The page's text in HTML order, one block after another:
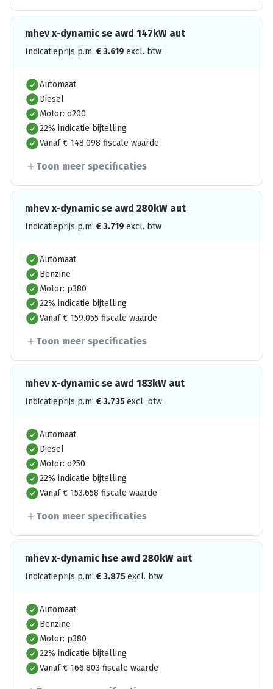
mhev x-dynamic se awd 147kW aut
Indicatieprijs p.m. €3.619 excl. btw
Automaat
Diesel
Motor: d200
22% indicatie bijtelling
Vanaf € 148.098 fiscale waarde
Toon meer specificaties
mhev x-dynamic se awd 280kW aut
Indicatieprijs p.m. €3.719 excl. btw
Automaat
Benzine
Motor: p380
22% indicatie bijtelling
Vanaf € 159.055 fiscale waarde
Toon meer specificaties
mhev x-dynamic se awd 183kW aut
Indicatieprijs p.m. €3.735excl. btw
Automaat
Diesel
Motor: d250
22% indicatie bijtelling
Vanaf € 153.658 fiscale waarde
Toon meer specificaties
mhev x-dynamic hse awd 280kW aut
Indicatieprijs p.m. €3.875excl. btw
Automaat
Benzine
Motor: p380
22% indicatie bijtelling
Vanaf € 166.803 fiscale waarde